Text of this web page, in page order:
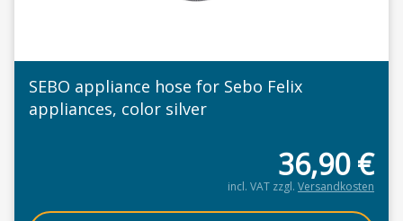
SEBO appliance hose for Sebo Felix
appliances, color silver
36,90€
incl. VAT zzgl. Versandkosten